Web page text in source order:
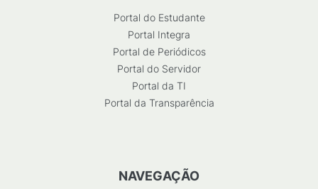
Portal do Estudante
Portal Integra
Portal de Periódicos
Portal do Servidor
Portal da TI
Portal da Transparência
NAVEGAÇÃO